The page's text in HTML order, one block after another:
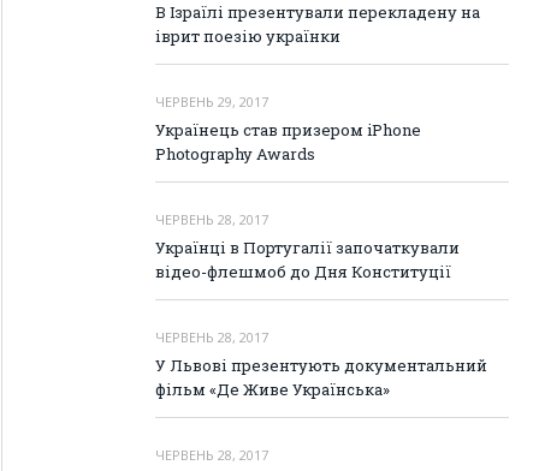
В Ізраїлі презентували перекладену на
іврит поезію українки
ЧЕРВЕНЬ 29, 2017
Українець став призером iPhone
Photography Awards
ЧЕРВЕНЬ 28, 2017
Українці в Португалії започаткували
відео-флешмоб до Дня Конституції
ЧЕРВЕНЬ 28, 2017
У Львові презентують документальний
фільм «Де Живе Українська»
ЧЕРВЕНЬ 28, 2017